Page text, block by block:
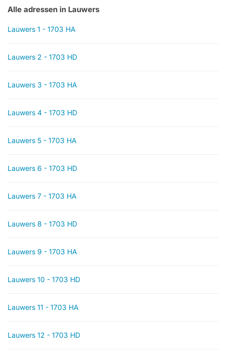
Alle adressen in Lauwers
Lauwers 1 - 1703 HA
Lauwers 2 - 1703 HD
Lauwers 3 - 1703 HA
Lauwers 4 - 1703 HD
Lauwers 5 - 1703 HA
Lauwers 6 - 1703 HD
Lauwers 7 - 1703 HA
Lauwers 8 - 1703 HD
Lauwers 9 - 1703 HA
Lauwers 10 - 1703 HD
Lauwers 11 - 1703 HA
Lauwers 12 - 1703 HD